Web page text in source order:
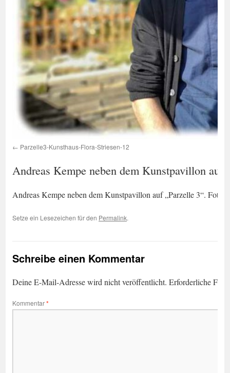
Parzelle3-Kunsthaus-Flora-Striesen-12
Andreas Kempe neben dem Kunstpavillon auf
Andreas Kempe neben dem Kunstpavillon auf „Parzelle 3“. Foto:
Setze ein Lesezeichen für den Permalink.
Schreibe einen Kommentar
Deine E-Mail-Adresse wird nicht veröffentlicht. Erforderliche
Kommentar*